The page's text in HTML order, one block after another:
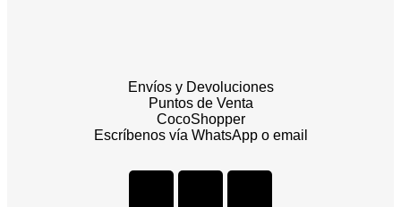
Envíos y Devoluciones
Puntos de Venta
CocoShopper
Escríbenos vía WhatsApp o email